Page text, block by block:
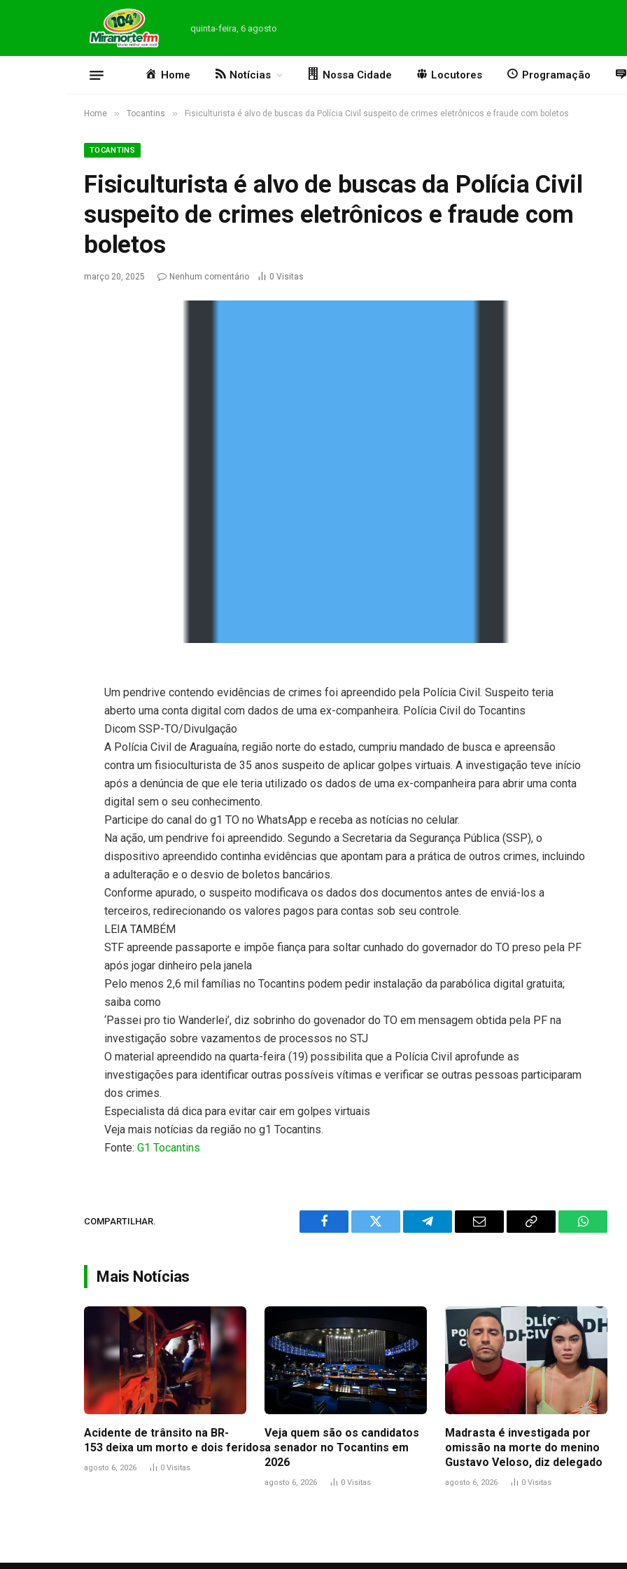
quinta-feira, 6 agosto
Home Notícias Nossa Cidade Locutores Programação
Home » Tocantins » Fisiculturista é alvo de buscas da Polícia Civil suspeito de crimes eletrônicos e fraude com boletos
TOCANTINS
Fisiculturista é alvo de buscas da Polícia Civil
suspeito de crimes eletrônicos e fraude com
boletos
março 20, 2025 Nenhum comentário 0 Visitas
Um pendrive contendo evidências de crimes foi apreendido pela Polícia Civil. Suspeito teria
aberto uma conta digital com dados de uma ex-companheira. Polícia Civil do Tocantins
Dicom SSP-TO/Divulgação
A Polícia Civil de Araguaína, região norte do estado, cumpriu mandado de busca e apreensão
contra um fisioculturista de 35 anos suspeito de aplicar golpes virtuais. A investigação teve início
após a denúncia de que ele teria utilizado os dados de uma ex-companheira para abrir uma conta
digital sem o seu conhecimento.
Participe do canal do g1 TO no WhatsApp e receba as notícias no celular.
Na ação, um pendrive foi apreendido. Segundo a Secretaria da Segurança Pública (SSP), o
dispositivo apreendido continha evidências que apontam para a prática de outros crimes, incluindo
a adulteração e o desvio de boletos bancários.
Conforme apurado, o suspeito modificava os dados dos documentos antes de enviá-los a
terceiros, redirecionando os valores pagos para contas sob seu controle.
LEIA TAMBÉM
STF apreende passaporte e impõe fiança para soltar cunhado do governador do TO preso pela PF
após jogar dinheiro pela janela
Pelo menos 2,6 mil famílias no Tocantins podem pedir instalação da parabólica digital gratuita;
saiba como
‘Passei pro tio Wanderlei’, diz sobrinho do govenador do TO em mensagem obtida pela PF na
investigação sobre vazamentos de processos no STJ
O material apreendido na quarta-feira (19) possibilita que a Polícia Civil aprofunde as
investigações para identificar outras possíveis vítimas e verificar se outras pessoas participaram
dos crimes.
Especialista dá dica para evitar cair em golpes virtuais
Veja mais notícias da região no g1 Tocantins.
Fonte:G1 Tocantins
COMPARTILHAR.
Facebook Twitter Telegram Email
Copy
Mais Notícias
Acidente de trânsito na BR-
153 deixa um morto e dois feridos
agosto 6, 2026 0 Visitas
Veja quem são os candidatos
a senador no Tocantins em
2026
agosto 6, 2026 0 Visitas
Madrasta é investigada por
omissão na morte do menino
Gustavo Veloso, diz delegado
agosto 6, 2026 0 Visitas